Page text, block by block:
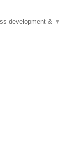
development & ▼